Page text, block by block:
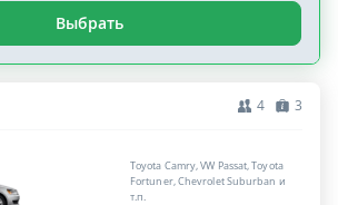
Выбрать
4 3
Toyota Camry, VW Passat, Toyota
Fortuner, Chevrolet Suburban и
т.п.